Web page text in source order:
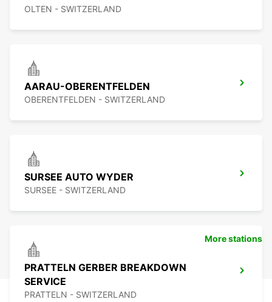
OLTEN - SWITZERLAND
AARAU-OBERENTFELDEN
OBERENTFELDEN - SWITZERLAND
SURSEE AUTO WYDER
SURSEE - SWITZERLAND
PRATTELN GERBER BREAKDOWN
SERVICE
PRATTELN - SWITZERLAND
More stations